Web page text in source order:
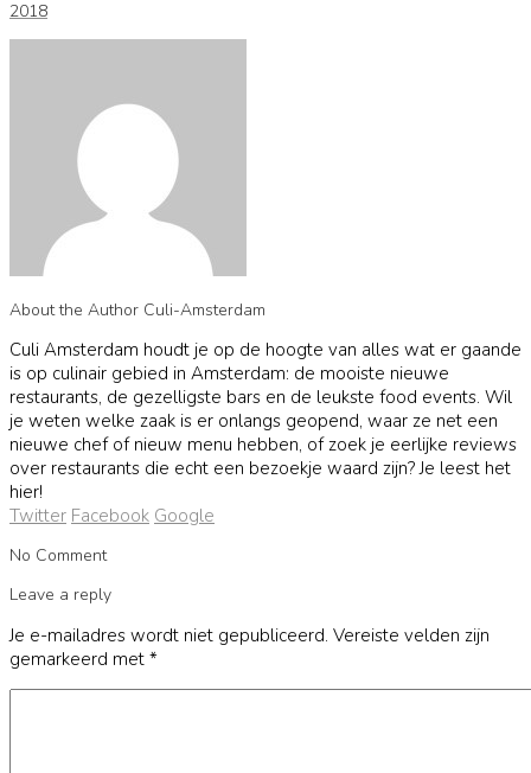
2018
About the Author Culi-Amsterdam
Culi Amsterdam houdt je op de hoogte van alles wat er gaande
is op culinair gebied in Amsterdam: de mooiste nieuwe
restaurants, de gezelligste bars en de leukste food events. Wil
je weten welke zaak is er onlangs geopend, waar ze net een
nieuwe chef of nieuw menu hebben, of zoek je eerlijke reviews
over restaurants die echt een bezoekje waard zijn? Je leest het
hier!
Twitter Facebook Google
No Comment
Leave a reply
Je e-mailadres wordt niet gepubliceerd. Vereiste velden zijn
gemarkeerd met *